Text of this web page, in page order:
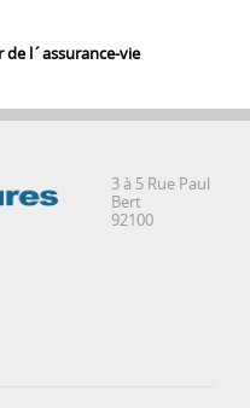
de l´assurance-vie
3 à 5 Rue Paul
Bert
92100